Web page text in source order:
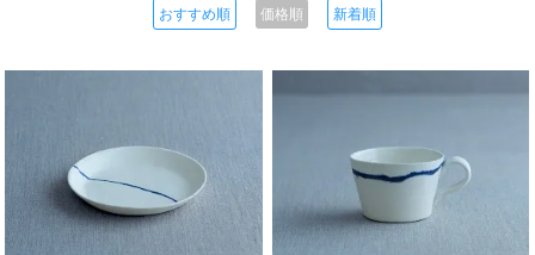
おすすめ順 価格順 新着順